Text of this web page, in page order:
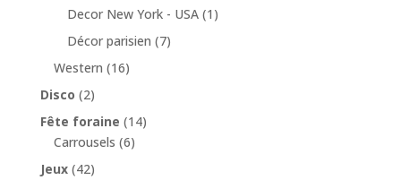
Decor New York - USA (1)
Décor parisien (7)
Western (16)
Disco (2)
Fête foraine (14)
Carrousels (6)
Jeux (42)